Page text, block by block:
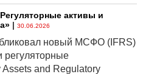
активы и
| 30.06.2026
новый МСФО (IFRS)
регуляторные
Assets and Regulatory